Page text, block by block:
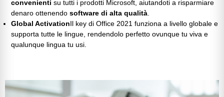
convenienti su tutti i prodotti Microsoft, aiutandoti a risparmiare
denaro ottenendo software di alta qualità
Global ActivationIl key di Office 2021 funziona a livello globale e
supporta tutte le lingue, rendendolo perfetto ovunque tu viva e
qualunque lingua tu usi.